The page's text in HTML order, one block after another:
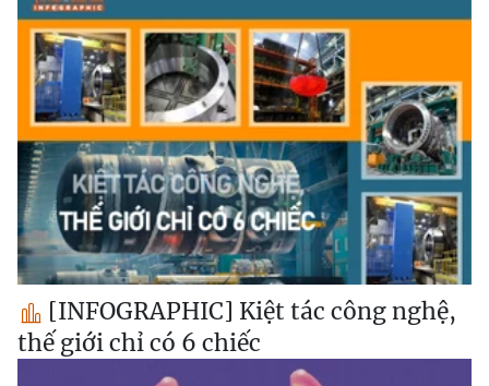
[INFOGRAPHIC] Kiệt tác công nghệ,
thế giới chỉ có 6 chiếc